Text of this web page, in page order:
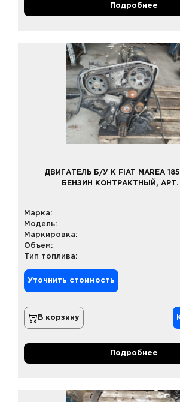
Подробнее
ДВИГАТЕЛЬ Б/У К FIAT MAREA
БЕНЗИН КОНТРАКТНЫЙ, АРТ.
Марка:
Модель:
Маркировка:
Объем:
Тип топлива:
Уточнить стоимость
В корзину
Подробнее